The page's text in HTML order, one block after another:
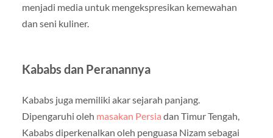
menjadi media untuk mengekspresikan kemewahan
dan seni kuliner.
Kababs dan Peranannya
Kababs juga memiliki akar sejarah panjang.
Dipengaruhi oleh masakan Persia dan Timur Tengah,
Kababs diperkenalkan oleh penguasa Nizam sebagai